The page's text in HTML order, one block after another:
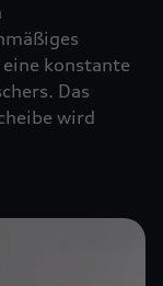
konstante
Das
wird